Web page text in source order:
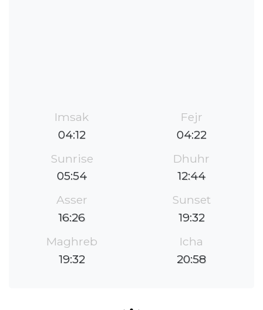
Imsak
04:12
Fejr
04:22
Sunrise
05:54
Dhuhr
12:44
Asser
16:26
Sunset
19:32
Maghreb
19:32
Icha
20:58